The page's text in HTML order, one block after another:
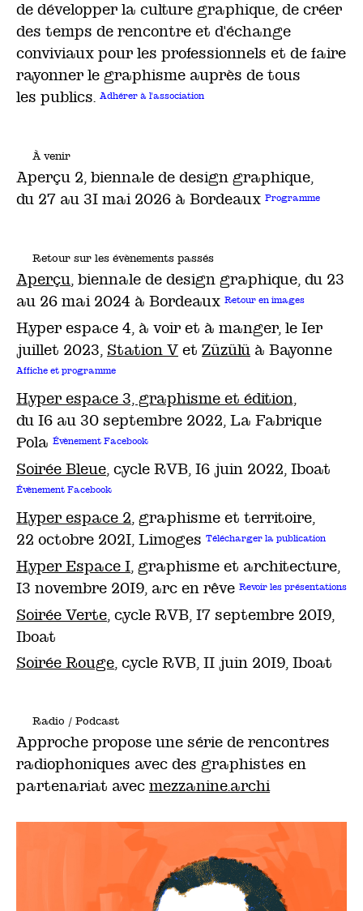
de développer la culture graphique, de créer
des temps de rencontre et d'échange
conviviaux pour les professionnels et de faire
rayonner le graphisme auprès de tous
les publics. Adhérer à l'association
À venir
Aperçu 2, biennale de design graphique,
du 27 au 31 mai 2026 à Bordeaux Programme
Retour sur les évènements passés
Aperçu, biennale de design graphique, du 23
au 26 mai 2024 à Bordeaux Retour en images
Hyper espace 4, à voir et à manger, le 1er
juillet 2023, Station V et Züzülü à Bayonne
Affiche et programme
Hyper espace 3, graphisme et édition,
du 16 au 30 septembre 2022, La Fabrique
Pola Évènement Facebook
Soirée Bleue, cycle RVB, 16 juin 2022, Iboat
Évènement Facebook
Hyper espace 2, graphisme et territoire,
22 octobre 2021, Limoges Télécharger la publication
Hyper Espace 1, graphisme et architecture,
13 novembre 2019, arc en rêve Revoir les présentations
Soirée Verte, cycle RVB, 17 septembre 2019,
Iboat
Soirée Rouge, cycle RVB, 11 juin 2019, Iboat
Radio / Podcast
Approche propose une série de rencontres
radiophoniques avec des graphistes en
partenariat avec mezzanine.archi